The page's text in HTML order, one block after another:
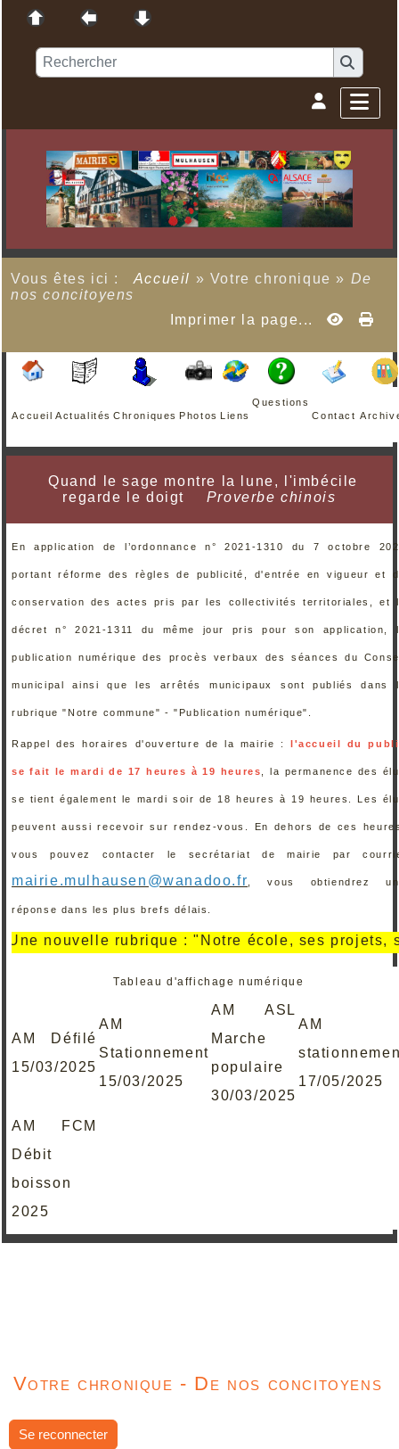
Vous êtes ici : Accueil » Votre chronique » De
nos concitoyens
Imprimer la page...
Accueil Actualités Chroniques Photos Liens
Questions
Contact
Quand le sage montre la lune, l'imbécile
regarde le doigt
Proverbe chinois
En application de l’ordonnance n° 2021-1310 du 7 octobre
portant réforme des règles de publicité, d'entrée en vigueur et
conservation des actes pris par les collectivités territoriales, et
décret n° 2021-1311 du même jour pris pour son application,
publication numérique des procès verbaux des séances du
municipal ainsi que les arrêtés municipaux sont publiés dans
rubrique "Notre commune" - "Publication numérique".
Rappel des horaires d'ouverture de la mairie : l'accueil du
se fait le mardi de 17 heures à 19 heures , la permanence des
se tient également le mardi soir de 18 heures à 19 heures. Les
peuvent aussi recevoir sur rendez-vous. En dehors de ces
vous pouvez contacter le secrétariat de mairie par
mairie.mulhausen@wanadoo.fr , vous obtiendrez
réponse dans les plus brefs délais.
nouvelle rubrique : "Notre école, ses projets, ses
Tableau d'affichage numérique
AM Défilé
15/03/2025
AM
Stationnement
15/03/2025
AM ASL
Marche
populaire
30/03/2025
AM
17/05/2025
AM FCM
Débit
boisson
2025
Votre chronique - De nos concitoyens
Se reconnecter